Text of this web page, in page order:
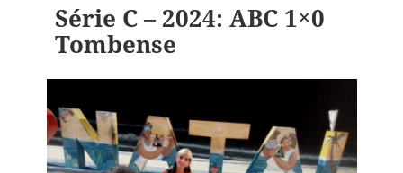
Série C – 2024: ABC 1×0
Tombense